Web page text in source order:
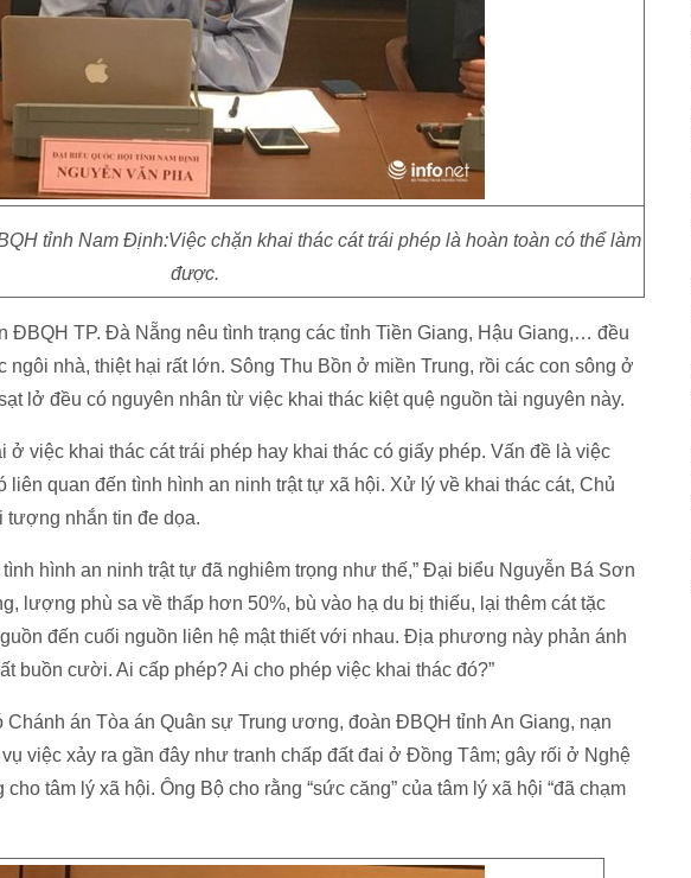
tỉnh Nam Định:Việc chặn khai thác cát trái phép là hoàn toàn có thể làm
được.
ĐBQH TP. Đà Nẵng nêu tình trạng các tỉnh Tiền Giang, Hậu Giang,… đều
nhà, thiệt hại rất lớn. Sông Thu Bồn ở miền Trung, rồi các con sông ở
lở đều có nguyên nhân từ việc khai thác kiệt quệ nguồn tài nguyên này.
việc khai thác cát trái phép hay khai thác có giấy phép. Vấn đề là việc
liên quan đến tình hình an ninh trật tự xã hội. Xử lý về khai thác cát, Chủ
tượng nhắn tin đe dọa.
hình an ninh trật tự đã nghiêm trọng như thế,” Đại biểu Nguyễn Bá Sơn
lượng phù sa về thấp hơn 50%, bù vào hạ du bị thiếu, lại thêm cát tặc
đến cuối nguồn liên hệ mật thiết với nhau. Địa phương này phản ánh
buồn cười. Ai cấp phép? Ai cho phép việc khai thác đó?”
Chánh án Tòa án Quân sự Trung ương, đoàn ĐBQH tỉnh An Giang, nạn
vụ việc xảy ra gần đây như tranh chấp đất đai ở Đồng Tâm; gây rối ở Nghệ
tâm lý xã hội. Ông Bộ cho rằng “sức căng” của tâm lý xã hội “đã chạm